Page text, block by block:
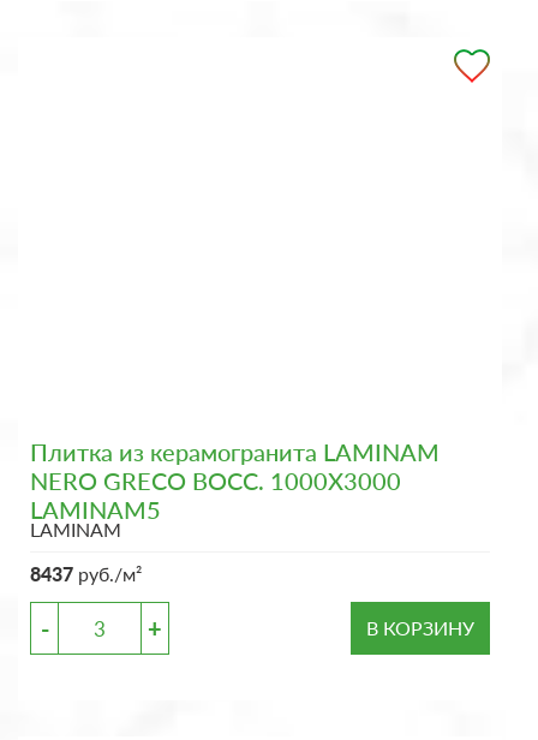
Плитка из керамогранита LAMINAM
NERO GRECO BOCC. 1000X3000
LAMINAM5
LAMINAM
8437 руб./м²
- + В КОРЗИНУ